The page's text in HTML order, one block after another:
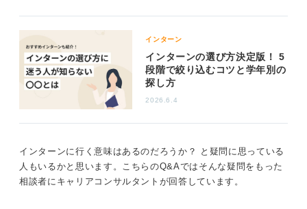
物事を最後までやり遂げる力を身につけたい」「主体的
に取り組む意識を高めたい」といった目標でもかまいま
せん。
インターンにおいて、自分自身が目指したい目標を考え
ていきましょう。
インターン
インターンの選び方決定版！ 5
段階で絞り込むコツと学年別の
探し方
2026.6.4
インターンに行く意味はあるのだろうか？ と疑問に思っている
人もいるかと思います。こちらのQ&Aではそんな疑問をもった
相談者にキャリアコンサルタントが回答しています。